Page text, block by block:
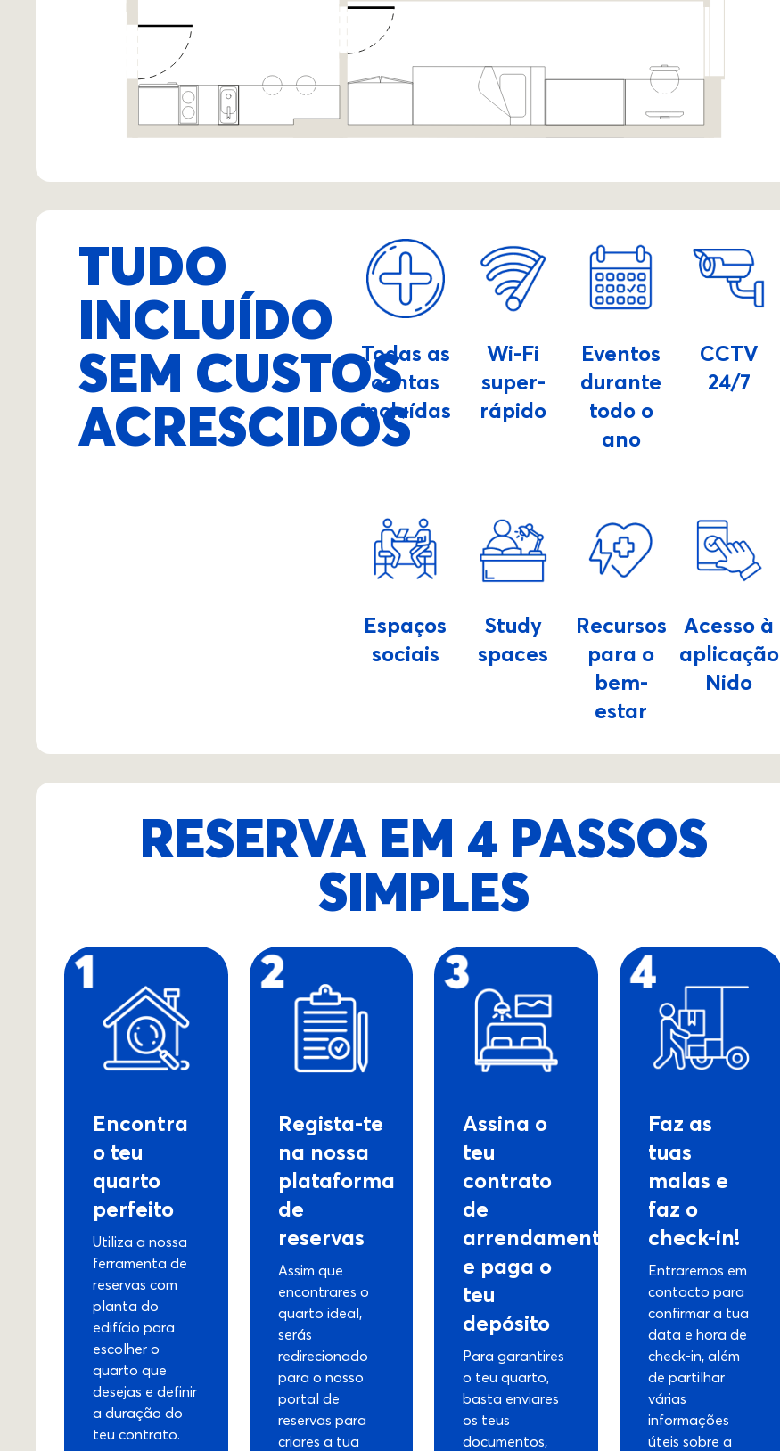
TUDO
INCLUÍDO
SEM CUSTOS
ACRESCIDOS
Todas as
contas
incluídas
Wi-Fi
super-
rápido
Eventos
durante
todo o
ano
CCTV
24/7
Espaços
sociais
Study
spaces
Recursos
para o
bem-
estar
Acesso à
aplicação
Nido
RESERVA EM 4 PASSOS
SIMPLES
Encontra
o teu
quarto
perfeito
Utiliza a nossa
ferramenta de
reservas com
planta do
edifício para
escolher o
quarto que
desejas e definir
a duração do
teu contrato.
Regista-te
na nossa
plataforma
de
reservas
Assim que
encontrares o
quarto ideal,
serás
redirecionado
para o nosso
portal de
reservas para
criares a tua
Assina o
teu
contrato
de
arrendamento
e paga o
teu
depósito
Para garantires
o teu quarto,
basta enviares
os teus
documentos,
Faz as
tuas
malas e
faz o
check-in!
Entraremos em
contacto para
confirmar a tua
data e hora de
check-in, além
de partilhar
várias
informações
úteis sobre a